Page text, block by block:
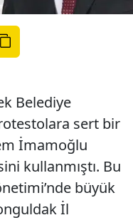
Belediye
sert bir
İmamoğlu
kullanmıştı. Bu
büyük
İl